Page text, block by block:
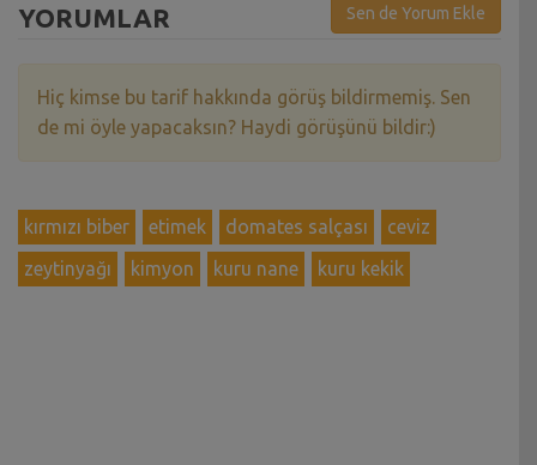
YORUMLAR Sen de Yorum Ekle
Hiç kimse bu tarif hakkında görüş bildirmemiş. Sen
de mi öyle yapacaksın? Haydi görüşünü bildir:)
kırmızı biber etimek domates salçası
ceviz
zeytinyağı
kimyon kuru nane kuru kekik